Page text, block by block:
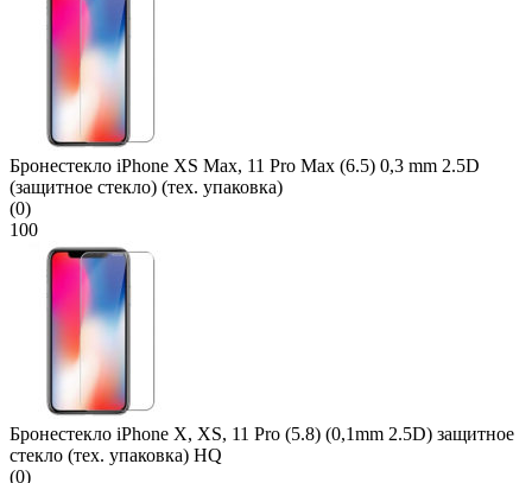
Бронестекло iPhone XS Max, 11 Pro Max (6.5) 0,3 mm 2.5D
(защитное стекло) (тех. упаковка)
(0)
100
Бронестекло iPhone X, XS, 11 Pro (5.8) (0,1mm 2.5D) защитное
стекло (тех. упаковка) HQ
(0)